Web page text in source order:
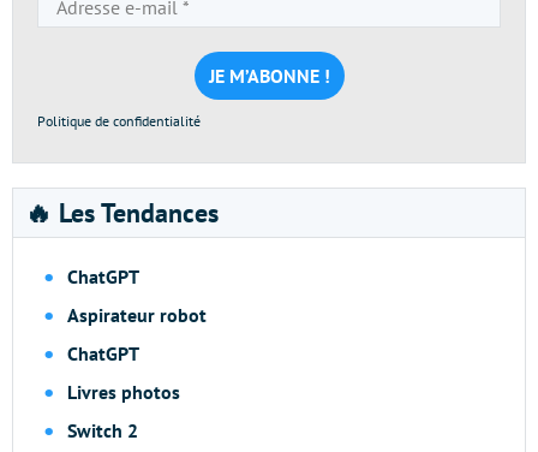
e-
mail
*
Politique de confidentialité
🔥 Les Tendances
ChatGPT
Aspirateur robot
ChatGPT
Livres photos
Switch 2